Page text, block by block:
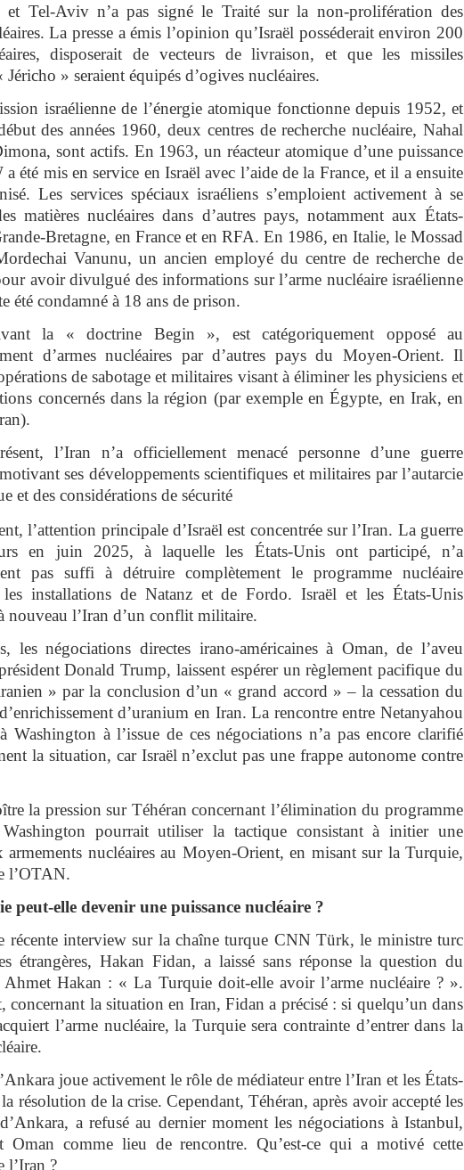
et Tel-Aviv n’a pas signé le Traité sur la non-prolifération des
La presse a émis l’opinion qu’Israël posséderait environ 200
disposerait de vecteurs de livraison, et que les missiles
Jéricho » seraient équipés d’ogives nucléaires.
israélienne de l’énergie atomique fonctionne depuis 1952, et
des années 1960, deux centres de recherche nucléaire, Nahal
sont actifs. En 1963, un réacteur atomique d’une puissance
été mis en service en Israël avec l’aide de la France, et il a ensuite
Les services spéciaux israéliens s’emploient activement à se
matières nucléaires dans d’autres pays, notamment aux États-
Bretagne, en France et en RFA. En 1986, en Italie, le Mossad
Vanunu, un ancien employé du centre de recherche de
avoir divulgué des informations sur l’arme nucléaire israélienne
été condamné à 18 ans de prison.
la « doctrine Begin », est catégoriquement opposé au
d’armes nucléaires par d’autres pays du Moyen-Orient. Il
de sabotage et militaires visant à éliminer les physiciens et
concernés dans la région (par exemple en Égypte, en Irak, en
l’Iran n’a officiellement menacé personne d’une guerre
ses développements scientifiques et militaires par l’autarcie
et des considérations de sécurité
l’attention principale d’Israël est concentrée sur l’Iran. La guerre
en juin 2025, à laquelle les États-Unis ont participé, n’a
pas suffi à détruire complètement le programme nucléaire
installations de Natanz et de Fordo. Israël et les États-Unis
nouveau l’Iran d’un conflit militaire.
les négociations directes irano-américaines à Oman, de l’aveu
Donald Trump, laissent espérer un règlement pacifique du
» par la conclusion d’un « grand accord » – la cessation du
d’uranium en Iran. La rencontre entre Netanyahou
Washington à l’issue de ces négociations n’a pas encore clarifié
la situation, car Israël n’exclut pas une frappe autonome contre
la pression sur Téhéran concernant l’élimination du programme
Washington pourrait utiliser la tactique consistant à initier une
armements nucléaires au Moyen-Orient, en misant sur la Turquie,
l’OTAN.
peut-elle devenir une puissance nucléaire ?
récente interview sur la chaîne turque CNN Türk, le ministre turc
étrangères, Hakan Fidan, a laissé sans réponse la question du
Ahmet Hakan : « La Turquie doit-elle avoir l’arme nucléaire ? ».
concernant la situation en Iran, Fidan a précisé : si quelqu’un dans
l’arme nucléaire, la Turquie sera contrainte d’entrer dans la
joue activement le rôle de médiateur entre l’Iran et les États-
résolution de la crise. Cependant, Téhéran, après avoir accepté les
a refusé au dernier moment les négociations à Istanbul,
Oman comme lieu de rencontre. Qu’est-ce qui a motivé cette
l’Iran ?